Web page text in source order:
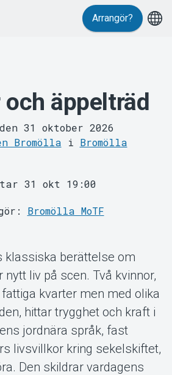
Tickster
Arrangör?
och äppelträd
31 oktober 2026
Bromölla i Bromölla
31 okt 19:00
Bromölla MoTF
klassiska berättelse om
nytt liv på scen. Två kvinnor,
kvarter men med olika
hittar trygghet och kraft i
jordnära språk, fast
livsvillkor kring sekelskiftet,
Den skildrar vardagens